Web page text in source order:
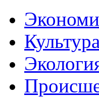
Культура